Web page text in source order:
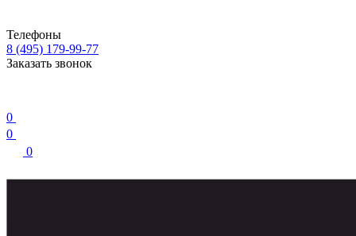
Телефоны
8 (495) 179-99-77
Заказать звонок
0
0
0